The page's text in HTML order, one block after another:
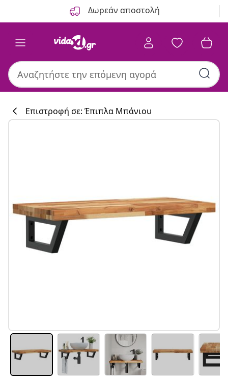
Δωρεάν αποστολή
Επιστροφή σε: Έπιπλα Μπάνιου